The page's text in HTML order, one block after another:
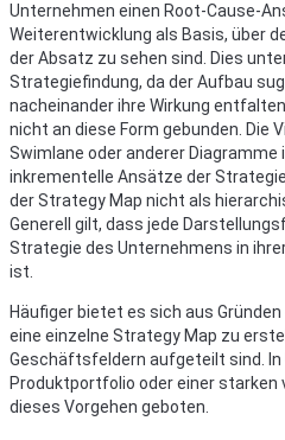
Unternehmen einen Root-Cause-
Weiterentwicklung als Basis, über
der Absatz zu sehen sind. Dies
Strategiefindung, da der Aufbau
nacheinander ihre Wirkung
nicht an diese Form gebunden. Die
Swimlane oder anderer
inkrementelle Ansätze der
der Strategy Map nicht als
Generell gilt, dass jede
Strategie des Unternehmens in
ist.
Häufiger bietet es sich aus
eine einzelne Strategy Map zu
Geschäftsfeldern aufgeteilt sind.
Produktportfolio oder einer
dieses Vorgehen geboten.